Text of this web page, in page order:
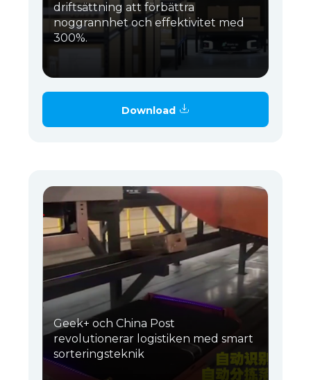
driftsättning att förbättra
noggrannhet och effektivitet med
300%.
Download
Geek+ och China Post
revolutionerar logistiken med smart
sorteringsteknik